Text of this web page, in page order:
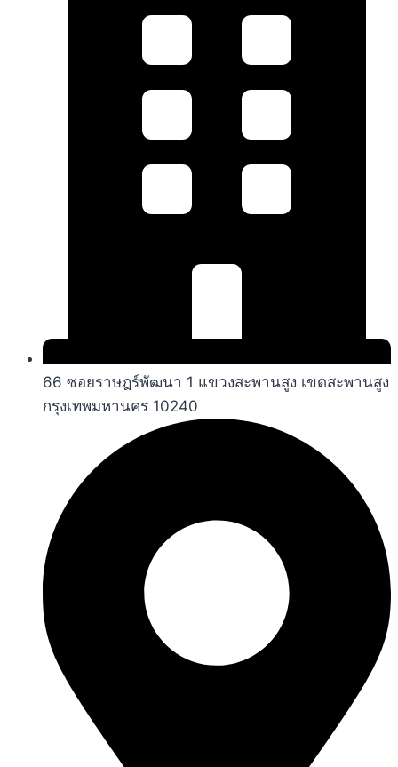
66 ซอยราษฎร์พัฒนา 1 แขวงสะพานสูง เขตสะพานสูง
กรุงเทพมหานคร 10240